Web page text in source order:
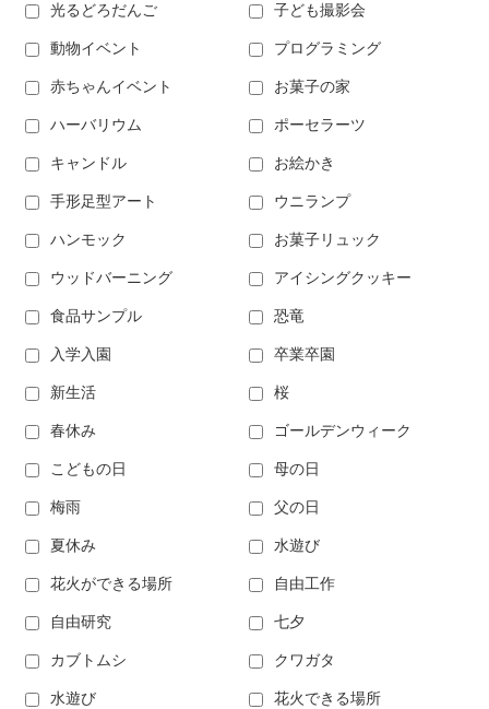
光るどろだんご 子ども撮影会
動物イベント プログラミング
赤ちゃんイベント お菓子の家
ハーバリウム ポーセラーツ
キャンドル お絵かき
手形足型アート ウニランプ
ハンモック お菓子リュック
ウッドバーニング アイシングクッキー
食品サンプル 恐竜
入学入園 卒業卒園
新生活 桜
春休み ゴールデンウィーク
こどもの日 母の日
梅雨 父の日
夏休み 水遊び
花火ができる場所 自由工作
自由研究 七夕
カブトムシ クワガタ
水遊び 花火できる場所